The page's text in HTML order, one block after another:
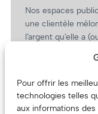
Pour offrir les
technologies telles
aux informations
Nos espaces
une clientèle
l’argent qu’elle a
revient.
(Oui, on va avoir